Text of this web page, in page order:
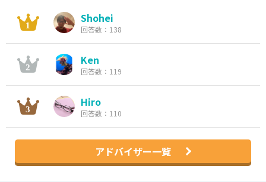
Shohei
回答数：138
Ken
回答数：119
Hiro
回答数：110
アドバイザー一覧